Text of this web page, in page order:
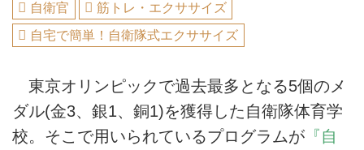
自衛官
筋トレ・エクササイズ
自宅で簡単！自衛隊式エクササイズ
東京オリンピックで過去最多となる5個のメ
ダル(金3、銀1、銅1)を獲得した自衛隊体育学
校。そこで用いられているプログラムが 『自